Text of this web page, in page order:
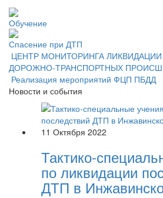
Обучение
Спасение при ДТП
ЦЕНТР МОНИТОРИНГА
ДОРОЖНО-ТРАНСПОРТНЫХ
Реализация мероприятий ФЦП ПБДД
Новости и события
11 Октября 2022
Тактико-
по ликвидации
ДТП в